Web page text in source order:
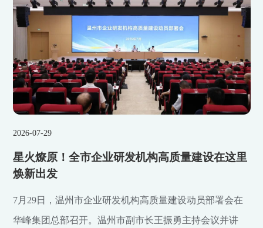
2026-07-29
星火燎原！全市企业研发机构高质量建设在这里
焕新出发
7月29日，温州市企业研发机构高质量建设动员部署会在
华峰集团总部召开。温州市副市长王振勇主持会议并讲